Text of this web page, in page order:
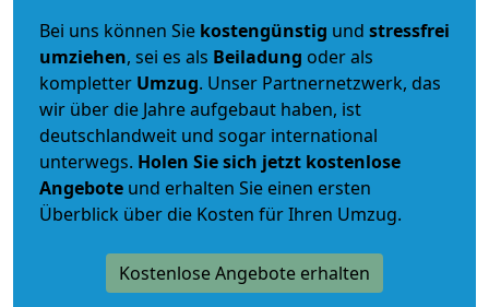
Bei uns können Sie kostengünstig und stressfrei
umziehen, sei es als Beiladung oder als
kompletter Umzug. Unser Partnernetzwerk, das
wir über die Jahre aufgebaut haben, ist
deutschlandweit und sogar international
unterwegs. Holen Sie sich jetzt kostenlose
Angebote und erhalten Sie einen ersten
Überblick über die Kosten für Ihren Umzug.
Kostenlose Angebote erhalten